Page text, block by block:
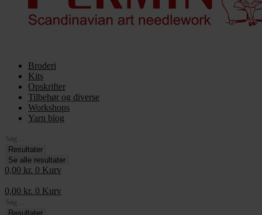
Broderi
Kits
Opskrifter
Tilbehør og diverse
Workshops
Yarn blog
Search
...Resultater
Se alle resultater
0,00 kr. 0 Kurv
0,00 kr. 0 Kurv
Search
...Resultater